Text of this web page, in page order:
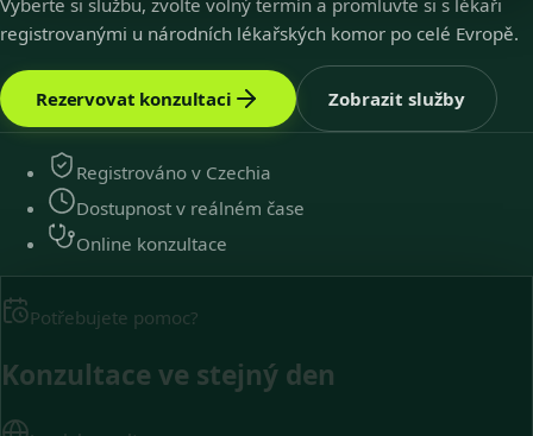
registrovanými u národních lékařských komor po celé Evropě.
Rezervovat konzultaci Zobrazit služby
Registrováno v Czechia
Dostupnost v reálném čase
Online konzultace
Potřebujete pomoc?
Konzultace ve stejný den